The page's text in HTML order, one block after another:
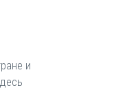
и